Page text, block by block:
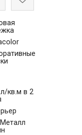
кв.м в 2